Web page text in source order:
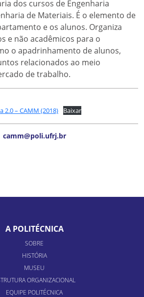
dos cursos de Engenharia
de Materiais. É o elemento de
e os alunos. Organiza
e não acadêmicos para o
o apadrinhamento de alunos,
relacionados ao meio
de trabalho.
2.0 – CAMM (2018)
Baixar
camm@poli.ufrj.br
A POLITÉCNICA
SOBRE
HISTÓRIA
MUSEU
ORGANIZACIONAL
EQUIPE POLITÉCNICA